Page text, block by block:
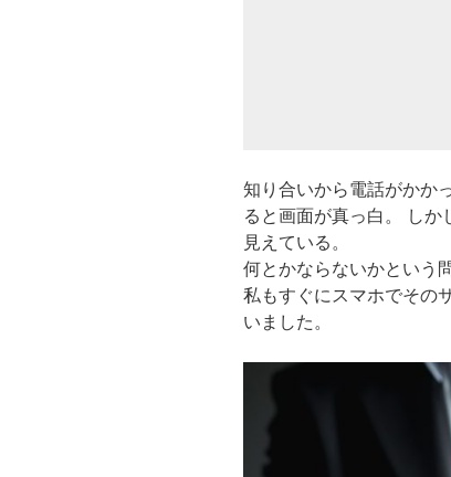
知り合いから電話がかか
ると画面が真っ白。 し
見えている。
何とかならないかという
私もすぐにスマホでその
いました。